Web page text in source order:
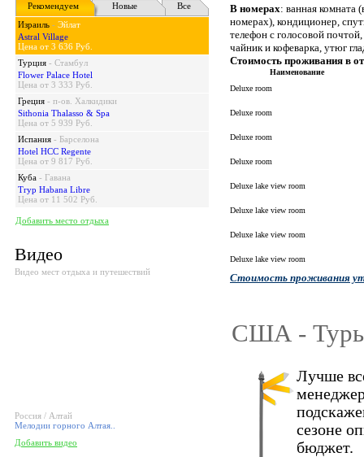
Рекомендуем
Новые
Все
Израиль - Эйлат
Astral Village
Цена от 3 636 Руб.
Турция - Стамбул
Flower Palace Hotel
Цена от 3 333 Руб.
Греция - п-ов. Халкидики
Sithonia Thalasso & Spa
Цена от 5 939 Руб.
Испания - Барселона
Hotel HCC Regente
Цена от 9 817 Руб.
Куба - Гавана
Tryp Habana Libre
Цена от 11 502 Руб.
Добавить место отдыха
Видео
Видео мест отдыха и путешествий
Россия / Алтай
Мелодии горного Алтая..
Добавить видео
В номерах: ванная комната
номерах), кондиционер,
телефон с голосовой
чайник и кофеварка, утюг
Стоимость проживания в
Наименование
Deluxe room
Deluxe room
Deluxe room
Deluxe room
Deluxe lake view room
Deluxe lake view room
Deluxe lake view room
Deluxe lake view room
Стоимость проживания
США -
Лучше
сезоне
бюджет.